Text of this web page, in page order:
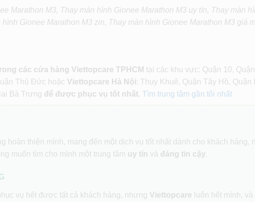
Marathon M3, Thay màn hình Gionee Marathon M3 uy tín, Thay màn
Gionee Marathon M3 zin, Thay màn hình Gionee Marathon M3 giá
các cửa hàng Viettopcare TPHCM tại các khu vực: Quận 10,
Thủ Đức hoặc Viettopcare Hà Nội: Thụy Khuê, Quận Tây Hồ,
Bà Trưng để được phục vụ tốt nhất. Tìm trung tâm gần tôi nhất
hoàn thiện mình, mang đến một dịch vụ tốt nhất dành cho khách hàng,
muốn tìm cho mình một trung tâm uy tín và đáng tin cậy.
vụ hết được tất cả khách hàng, nhưng Viettopcare luôn hết mình, và